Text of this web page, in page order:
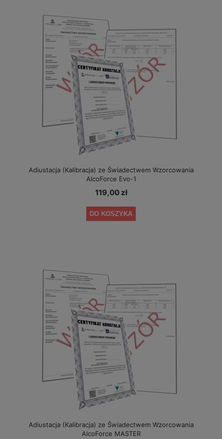
Adiustacja (Kalibracja) ze Świadectwem Wzorcowania
AlcoForce Evo-1
119,00 zł
DO KOSZYKA
Adiustacja (Kalibracja) ze Świadectwem Wzorcowania
AlcoForce MASTER